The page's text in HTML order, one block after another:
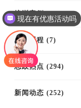
培训案例(61)
培训课程 (7)
思政热点 (294)
新闻动态 (252)
现在有优惠活动吗